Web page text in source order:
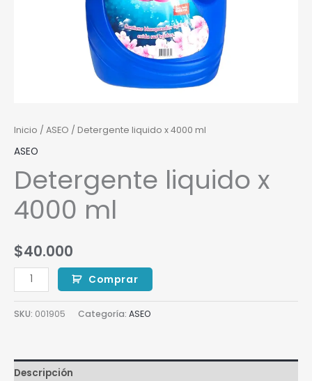
Inicio / ASEO / Detergente liquido x 4000 ml
ASEO
Detergente liquido x
4000 ml
$40.000
Comprar
SKU: 001905 Categoría: ASEO
Descripción